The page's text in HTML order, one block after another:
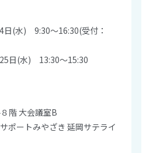
(水) 9:30～16:30(受付：
日(水) 13:30～15:30
階 大会議室B
ポートみやざき 延岡サテライ